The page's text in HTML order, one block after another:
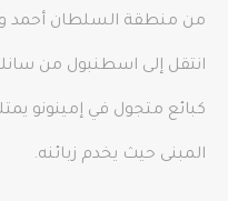
من منطقة السلطان أحمد
انتقل إلى اسطنبول من
كبائع متجول في إمينونو
المبنى حيث يخدم زبائنه.